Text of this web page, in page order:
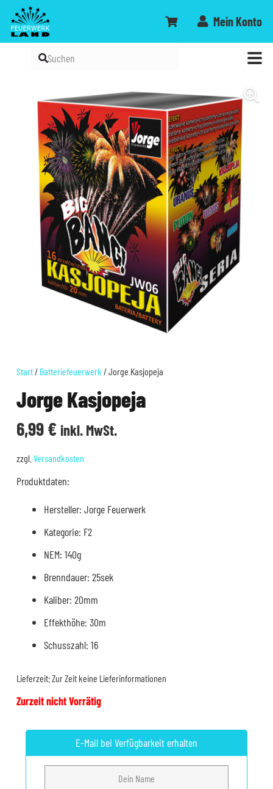
Mein Konto
Start/ Batteriefeuerwerk / Jorge Kasjopeja
Jorge Kasjopeja
6,99€ inkl. MwSt.
zzgl. Versandkosten
Produktdaten:
Hersteller: Jorge Feuerwerk
Kategorie: F2
NEM: 140g
Brenndauer: 25sek
Kaliber: 20mm
Effekthöhe: 30m
Schusszahl: 16
Lieferzeit:Zur Zeit keine Lieferinformationen
Zurzeit nicht Vorrätig
E-Mail bei Verfügbarkeit erhalten